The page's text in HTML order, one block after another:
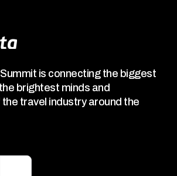
is connecting the biggest
brightest minds and
travel industry around the